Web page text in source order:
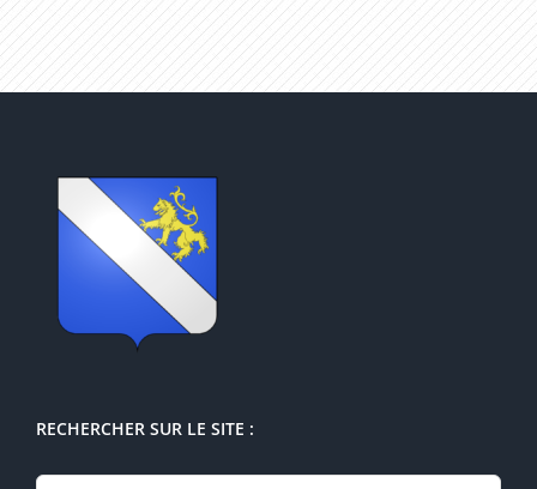
RECHERCHER SUR LE SITE :